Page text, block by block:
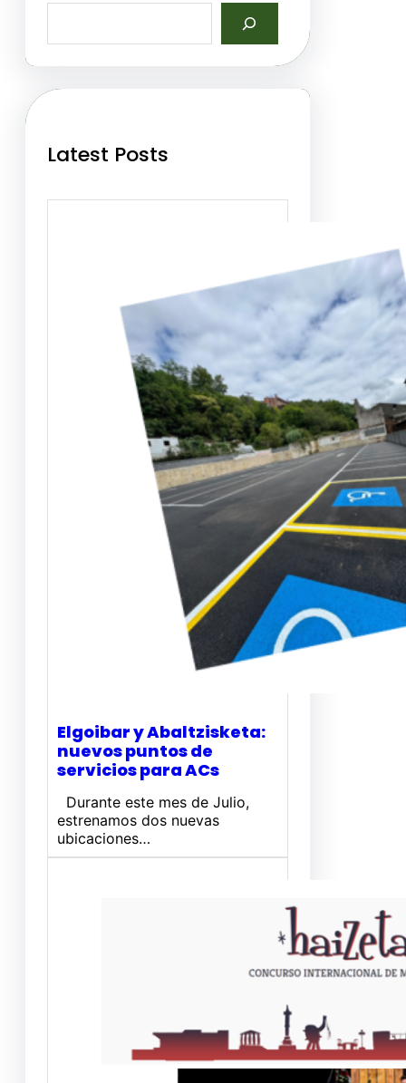
a
h
Latest Posts
Elgoibar y Abaltzisketa:
nuevos puntos de
servicios para ACs
Durante este mes de Julio,
estrenamos dos nuevas
ubicaciones…